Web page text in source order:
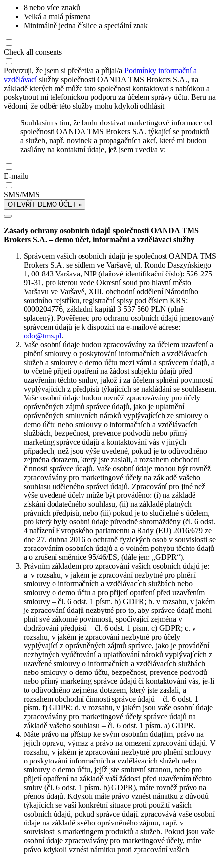
8 nebo více znaků
Velká a malá písmena
Minimálně jedna číslice a speciální znak
Check all consents
Potvrzuji, že jsem si přečetl/a a přijal/a Podmínky informační a
vzdělávacíslužby společnosti OANDA TMS Brokers S.A., na
základě kterých mě může tato společnost kontaktovat s nabídkou a
poskytnout mi telefonickou podporu za účelem správy účtu. Beru na
vědomí, že odběr této služby mohu kdykoli odhlásit.
Souhlasím s tím, že budu dostávat marketingové informace od
společnosti OANDA TMS Brokers S.A. týkající se produktů
a služeb, např. novinek a propagačních akcí, které mi budou
zasílány na kontaktní údaje, jež jsem uvedl/a v:
E-mailu
SMS/MMS
OTEVŘÍT DEMO ÚČET »
Zásady ochrany osobních údajů společnosti OANDA TMS
Brokers S.A. – demo účet, informační a vzdělávací služby
Správcem vašich osobních údajů je společnost OANDA TMS
Brokers S.A. se sídlem ve Varšavě, ul. Rondo Daszyńskiego
1, 00-843 Varšava, NIP (daňové identifikační číslo): 526-275-
91-31, pro kterou vede Okresní soud pro hlavní město
Varšavu ve Varšavě, XIII. obchodní oddělení Národního
soudního rejstříku, registrační spisy pod číslem KRS:
0000204776, základní kapitál 3 537 560 PLN (plně
splacený). Pověřenec pro ochranu osobních údajů jmenovaný
správcem údajů je k dispozici na e-mailové adrese:
odo@tms.pl.
Vaše osobní údaje budou zpracovávány za účelem uzavření a
plnění smlouvy o poskytování informačních a vzdělávacích
služeb a smlouvy o demo účtu mezi vámi a správcem údajů, a
to včetně přijetí opatření na žádost subjektu údajů před
uzavřením těchto smluv, jakož i za účelem splnění povinností
vyplývajících z předpisů týkajících se nakládání se souhlasem.
Vaše osobní údaje budou rovněž zpracovávány pro účely
oprávněných zájmů správce údajů, jako je uplatnění
oprávněných smluvních nároků vyplývajících ze smlouvy o
demo účtu nebo smlouvy o informačních a vzdělávacích
službách, bezpečnost, prevence podvodů nebo přímý
marketing správce údajů a kontaktování vás v jiných
případech, než jsou výše uvedené, pokud je to odůvodněno
zejména dotazem, který jste zaslali, a rozsahem obchodní
činnosti správce údajů. Vaše osobní údaje mohou být rovněž
zpracovávány pro marketingové účely na základě vašeho
souhlasu uděleného správci údajů. Zpracování pro jiné než
výše uvedené účely může být prováděno: (i) na základě
získání dodatečného souhlasu, (ii) na základě platných
právních předpisů, nebo (iii) pokud je to slučitelné s účelem,
pro který byly osobní údaje původně shromážděny (čl. 6 odst.
4 nařízení Evropského parlamentu a Rady (EU) 2016/679 ze
dne 27. dubna 2016 o ochraně fyzických osob v souvislosti se
zpracováním osobních údajů a o volném pohybu těchto údajů
a o zrušení směrnice 95/46/ES, (dále jen: „GDPR“).
Právním základem pro zpracování vašich osobních údajů je:
a. v rozsahu, v jakém je zpracování nezbytné pro plnění
smlouvy o informačních a vzdělávacích službách nebo
smlouvy o demo účtu a pro přijetí opatření před uzavřením
smlouvy – čl. 6 odst. 1 písm. b) GDPR; b. v rozsahu, v jakém
je zpracování údajů nezbytné pro to, aby správce údajů mohl
plnit své zákonné povinnosti, spočívající zejména v
dodržování předpisů – čl. 6 odst. 1 písm. c) GDPR; c. v
rozsahu, v jakém je zpracování nezbytné pro účely
vyplývající z oprávněných zájmů správce, jako je provádění
nezbytných vyúčtování a uplatňování nároků vyplývajících z
uzavřené smlouvy o informačních a vzdělávacích službách
nebo smlouvy o demo účtu, bezpečnost, prevence podvodů
nebo přímý marketing správce údajů či kontaktování vás, je-li
to odůvodněno zejména dotazem, který jste zaslali, a
rozsahem obchodní činnosti správce údajů – čl. 6 odst. 1
písm. f) GDPR; d. v rozsahu, v jakém jsou vaše osobní údaje
zpracovávány pro marketingové účely správce údajů na
základě vašeho souhlasu – čl. 6 odst. 1 písm. a) GDPR.
Máte právo na přístup ke svým osobním údajům, právo na
jejich opravu, výmaz a právo na omezení zpracování údajů. V
rozsahu, v jakém je zpracování nezbytné pro plnění smlouvy
o poskytování informačních a vzdělávacích služeb nebo
smlouvy o demo účtu, jejíž jste smluvní stranou, nebo pro
přijetí opatření na základě vaší žádosti před uzavřením těchto
smluv (čl. 6 odst. 1 písm. b) GDPR), máte rovněž právo na
přenos údajů. Kdykoli máte právo vznést námitku z důvodů
týkajících se vaší konkrétní situace proti použití vašich
osobních údajů, pokud správce údajů zpracovává vaše osobní
údaje na základě svého oprávněného zájmu, např. v
souvislosti s marketingem produktů a služeb. Pokud jsou vaše
osobní údaje zpracovávány pro marketingové účely, máte
právo kdykoli vznést námitku proti zpracování vašich